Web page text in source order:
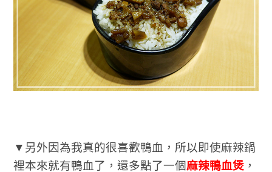
▼另外因為我真的很喜歡鴨血，所以即使麻辣鍋
裡本來就有鴨血了，還多點了一個麻辣鴨血煲，